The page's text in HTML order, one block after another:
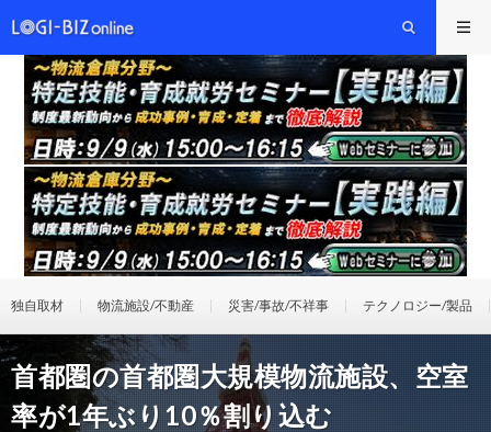
独自取材 物流施設/不動産 災害/事故/不祥事 テクノロジー/製品
首都圏の首都圏大規模物流施設、空室
率が1年ぶり10％割り込む